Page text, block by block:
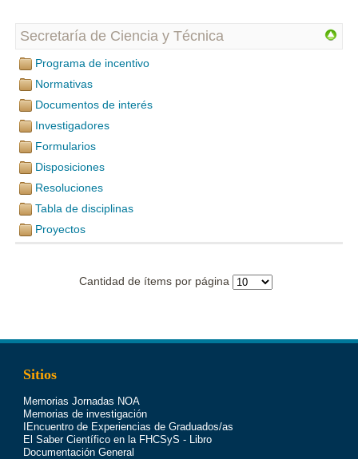
Secretaría de Ciencia y Técnica
Programa de incentivo
Normativas
Documentos de interés
Investigadores
Formularios
Disposiciones
Resoluciones
Tabla de disciplinas
Proyectos
Cantidad de ítems por página
Sitios
Memorias Jornadas NOA
Memorias de investigación
IEncuentro de Experiencias de Graduados/as
El Saber Científico en la FHCSyS - Libro
Documentación General